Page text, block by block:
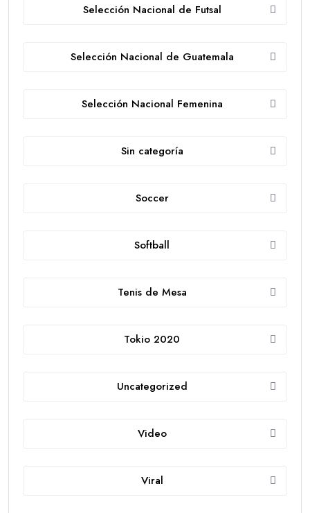
Selección Nacional de Futsal
Selección Nacional de Guatemala
Selección Nacional Femenina
Sin categoría
Soccer
Softball
Tenis de Mesa
Tokio 2020
Uncategorized
Video
Viral